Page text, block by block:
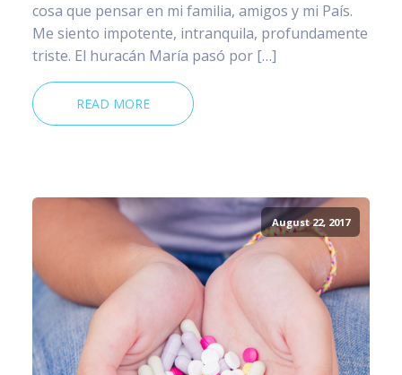
cosa que pensar en mi familia, amigos y mi País.
Me siento impotente, intranquila, profundamente
triste. El huracán María pasó por […]
READ MORE
August 22, 2017